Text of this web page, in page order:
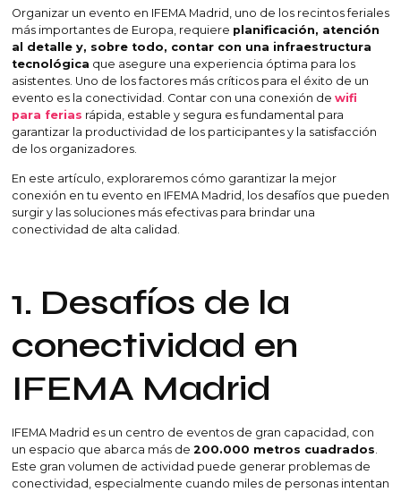
Organizar un evento en IFEMA Madrid, uno de los recintos feriales
más importantes de Europa, requiere planificación, atención
al detalle y, sobre todo, contar con una infraestructura
tecnológica que asegure una experiencia óptima para los
asistentes. Uno de los factores más críticos para el éxito de un
evento es la conectividad. Contar con una conexión de wifi
para ferias rápida, estable y segura es fundamental para
garantizar la productividad de los participantes y la satisfacción
de los organizadores.
En este artículo, exploraremos cómo garantizar la mejor
conexión en tu evento en IFEMA Madrid, los desafíos que pueden
surgir y las soluciones más efectivas para brindar una
conectividad de alta calidad.
1. Desafíos de la
conectividad en
IFEMA Madrid
IFEMA Madrid es un centro de eventos de gran capacidad, con
un espacio que abarca más de 200.000 metros cuadrados.
Este gran volumen de actividad puede generar problemas de
conectividad, especialmente cuando miles de personas intentan